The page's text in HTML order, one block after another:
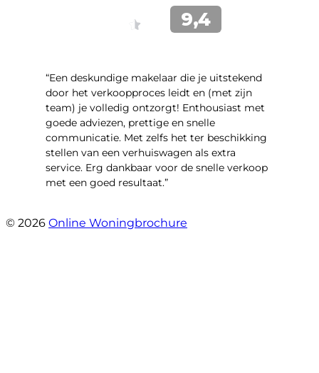
“Een deskundige makelaar die je uitstekend
door het verkoopproces leidt en (met zijn
team) je volledig ontzorgt! Enthousiast met
goede adviezen, prettige en snelle
communicatie. Met zelfs het ter beschikking
stellen van een verhuiswagen als extra
service. Erg dankbaar voor de snelle verkoop
met een goed resultaat.”
© 2026 Online Woningbrochure